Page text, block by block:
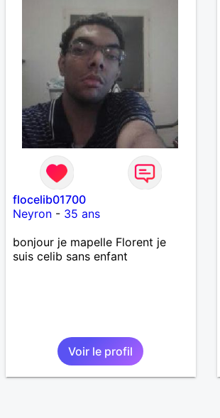
flocelib01700
Neyron- 35 ans
bonjour je mapelle Florent je
suis celib sans enfant
Voir le profil